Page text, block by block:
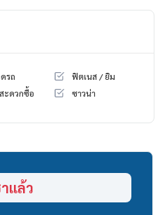
รงการค่ะ
ที่ดิน และอสังหาริมทรัพย์ทุกชนิ
รถ
ฟิตเนส / ยิม
ะดวกซื้อ
ซาวน่า
แล้ว